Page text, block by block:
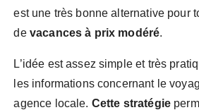
est une très bonne alternative pour
de vacances à prix modéré.
L’idée est assez simple et très
les informations concernant le
agence locale. Cette stratégie